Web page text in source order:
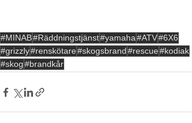
#MINAB#Räddningstjänst#yamaha#ATV#6X6
#grizzly#renskötare#skogsbrand#rescue#kodiak
#skog#brandkår